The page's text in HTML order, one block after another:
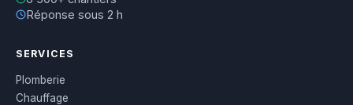
Réponse sous 2 h
SERVICES
Plomberie
Chauffage